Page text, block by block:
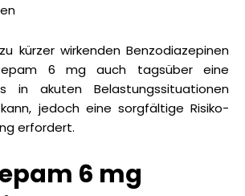
kürzer wirkenden Benzodiazepinen
6 mg auch tagsüber eine
in akuten Belastungssituationen
jedoch eine sorgfältige Risiko-
erfordert.
6 mg